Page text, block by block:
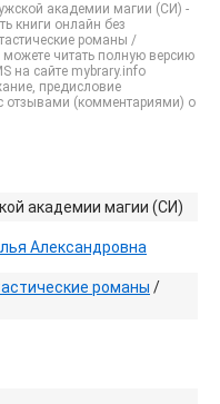
академии магии (СИ) -
книги онлайн без
романы /
читать полную версию
на сайте mybrary.info
предисловие
отзывами (комментариями) о
академии магии (СИ)
Александровна
романы /